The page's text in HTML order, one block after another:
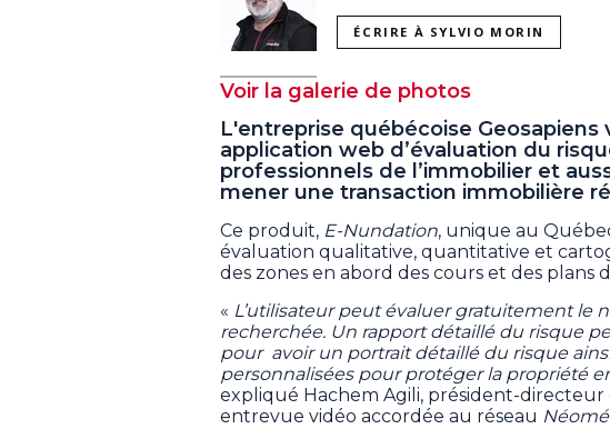
ÉCRIRE À SYLVIO MORIN
Voir la galerie de photos
L'entreprise québécoise Geosapiens
application web d’évaluation du
professionnels de l’immobilier et
mener une transaction immobilière
Ce produit, E-Nundation, unique au
évaluation qualitative, quantitative et
des zones en abord des cours et des plans
« L’utilisateur peut évaluer gratuitement le
recherchée. Un rapport détaillé du risque
pour avoir un portrait détaillé du risque
personnalisées pour protéger la propriété
expliqué Hachem Agili, président-directeur
entrevue vidéo accordée au réseau